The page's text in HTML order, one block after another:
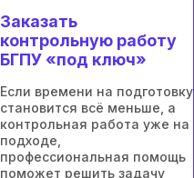
Заказать
контрольную работу
БГПУ «под ключ»
Если времени на подготовку
становится всё меньше, а
контрольная работа уже на
подходе,
профессиональная помощь
поможет решить задачу